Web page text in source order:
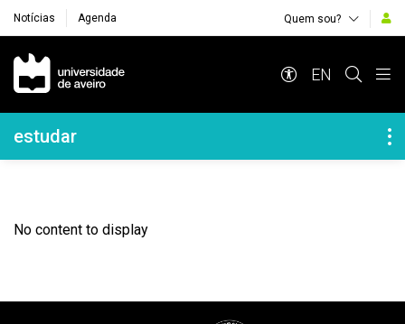
Notícias Agenda Quem sou?
Navegação Principal
EN
Navegação Lateral
estudar
No content to display